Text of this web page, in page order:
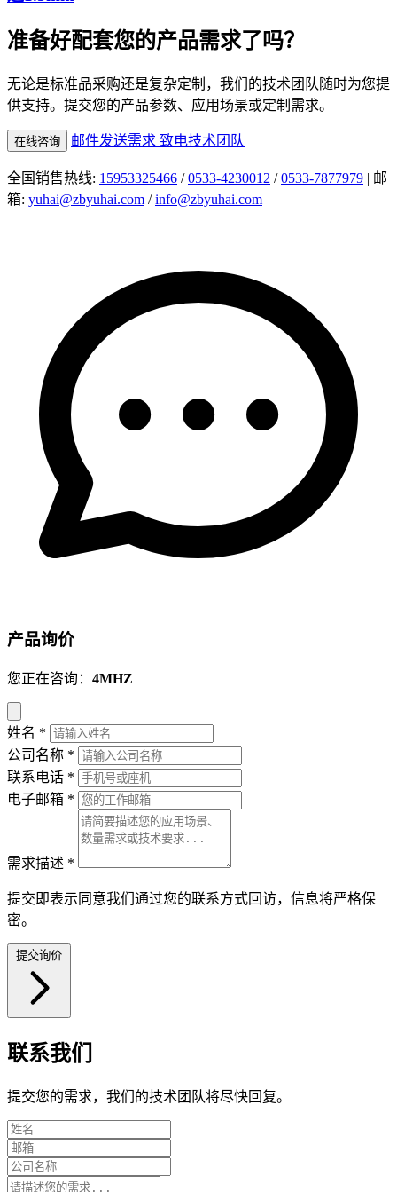
准备好配套您的产品需求了吗？
无论是标准品采购还是复杂定制，我们的技术团队随时为您提
供支持。提交您的产品参数、应用场景或定制需求。
在线咨询 邮件发送需求 致电技术团队
全国销售热线: 15953325466 /0533-4230012 /0533-7877979 | 邮
箱: yuhai@zbyuhai.com /info@zbyuhai.com
产品询价
您正在咨询： 4MHZ
姓名 *
公司名称 *
联系电话 *
电子邮箱 *
需求描述 *
提交即表示同意我们通过您的联系方式回访，信息将严格保
密。
提交询价
联系我们
提交您的需求，我们的技术团队将尽快回复。